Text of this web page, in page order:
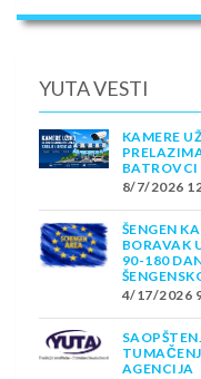
YUTA VESTI
KAMERE
BATROVCI
8/7/2026
ŠENGEN
BORAVAK
90-180
4/17/2026
AGENCIJA